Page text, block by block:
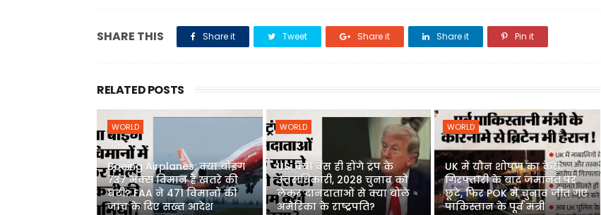
SHARE THIS Share it Tweet Share it Share it Pin it
RELATED POSTS
WORLD
Boeing Airplanes: क्या बोइंग
737 मैक्स विमान हैं खतरे की
घंटी? FAA ने 471 विमानों की
जांच के दिए सख्त आदेश
WORLD
US: क्या वेंस ही होंगे ट्रंप के
उत्तराधिकारी, 2028 चुनाव को
लेकर दानदाताओं से क्या बोले
अमेरिका के राष्ट्रपति?
WORLD
UK में यौन शोषण का केस:
गिरफ्तारी के बाद जमानत पर
छूटे, फिर POK में चुनाव जीत गए
पाकिस्तान के पूर्व मंत्री